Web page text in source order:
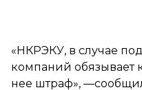
«НКРЭКУ, в случае
компаний обязывает
нее штраф»,